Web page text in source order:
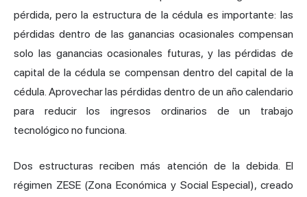
pérdida, pero la estructura de la cédula es importante: las
pérdidas dentro de las ganancias ocasionales compensan
solo las ganancias ocasionales futuras, y las pérdidas de
capital de la cédula se compensan dentro del capital de la
cédula. Aprovechar las pérdidas dentro de un año calendario
para reducir los ingresos ordinarios de un trabajo
tecnológico no funciona.
Dos estructuras reciben más atención de la debida. El
régimen ZESE (Zona Económica y Social Especial), creado